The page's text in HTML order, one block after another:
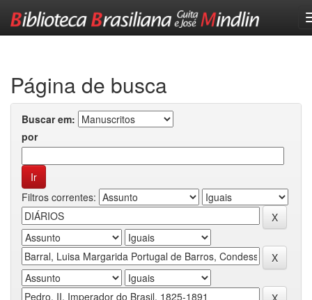
Página de busca
Buscar em:
por
Filtros correntes: